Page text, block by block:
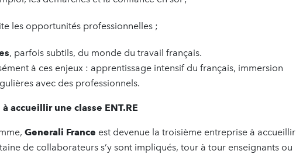
les opportunités professionnelles ;
, parfois subtils, du monde du travail français.
à ces enjeux : apprentissage intensif du français, immersion
avec des professionnels.
accueillir une classe ENT.RE
Generali France est devenue la troisième entreprise à accueillir
de collaborateurs s’y sont impliqués, tour à tour enseignants ou